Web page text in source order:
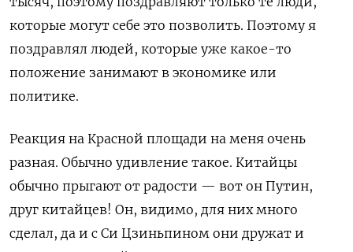
которые могут себе это позволить. Поэтому я
поздравлял людей, которые уже какое-то
положение занимают в экономике или
политике.
Реакция на Красной площади на меня очень
разная. Обычно удивление такое. Китайцы
обычно прыгают от радости — вот он Путин,
друг китайцев! Он, видимо, для них много
сделал, да и с Си Цзиньпином они дружат и